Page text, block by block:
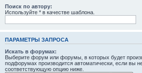
Поиск по автору:
Используйте * в качестве шаблона.
ПАРАМЕТРЫ ЗАПРОСА
Искать в форумах:
Выберите форум или форумы, в которых будет
подфорумах производится автоматически, если вы
соответствующую опцию ниже.